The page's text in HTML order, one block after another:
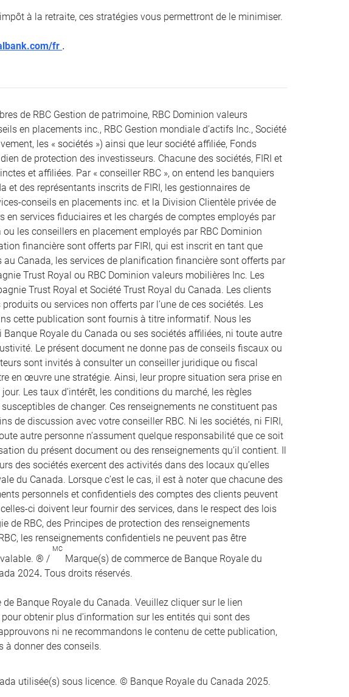
à la retraite, ces stratégies vous permettront de le minimiser.
fr .
de RBC Gestion de patrimoine, RBC Dominion valeurs
en placements inc., RBC Gestion mondiale d’actifs Inc., Société
les « sociétés ») ainsi que leur société affiliée, Fonds
de protection des investisseurs. Chacune des sociétés, FIRI et
et affiliées. Par « conseiller RBC », on entend les banquiers
et des représentants inscrits de FIRI, les gestionnaires de
conseils en placements inc. et la Division Clientèle privée de
en services fiduciaires et les chargés de comptes employés par
les conseillers en placement employés par RBC Dominion
financière sont offerts par FIRI, qui est inscrit en tant que
Canada, les services de planification financière sont offerts par
Trust Royal ou RBC Dominion valeurs mobilières Inc. Les
Trust Royal et Société Trust Royal du Canada. Les clients
ou services non offerts par l’une de ces sociétés. Les
cette publication sont fournis à titre informatif. Nous les
Royale du Canada ou ses sociétés affiliées, ni toute autre
Le présent document ne donne pas de conseils fiscaux ou
sont invités à consulter un conseiller juridique ou fiscal
en œuvre une stratégie. Ainsi, leur propre situation sera prise en
Les taux d’intérêt, les conditions du marché, les règles
de changer. Ces renseignements ne constituent pas
de discussion avec votre conseiller RBC. Ni les sociétés, ni FIRI,
autre personne n’assument quelque responsabilité que ce soit
du présent document ou des renseignements qu’il contient. Il
des sociétés exercent des activités dans des locaux qu’elles
du Canada. Lorsque c’est le cas, il est à noter que chacune des
personnels et confidentiels des comptes des clients peuvent
ci doivent leur fournir des services, dans le respect des lois
de RBC, des Principes de protection des renseignements
les renseignements confidentiels ne peuvent pas être
valable. ® /
MC
Marque(s) de commerce de Banque Royale du
2024. Tous droits réservés.
Banque Royale du Canada. Veuillez cliquer sur le lien
obtenir plus d’information sur les entités qui sont des
ni ne recommandons le contenu de cette publication,
à donner des conseils.
utilisée(s) sous licence. © Banque Royale du Canada 2025.